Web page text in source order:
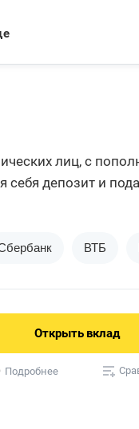
лиц, с
депозит и
ВТБ
Открыть вклад
Подробнее